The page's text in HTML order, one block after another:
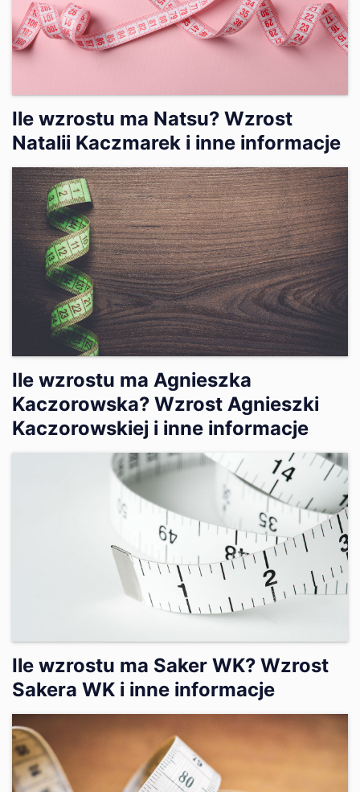
Ile wzrostu ma Natsu? Wzrost
Natalii Kaczmarek i inne informacje
Ile wzrostu ma Agnieszka
Kaczorowska? Wzrost Agnieszki
Kaczorowskiej i inne informacje
Ile wzrostu ma Saker WK? Wzrost
Sakera WK i inne informacje